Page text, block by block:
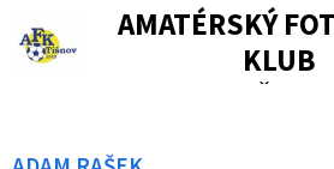
AMATÉRSKÝ
KLUB
TIŠNOV